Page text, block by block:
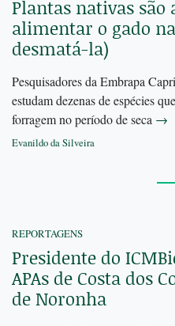
Plantas nativas
alimentar o gado
desmatá-la)
Pesquisadores da Embrapa
estudam dezenas de espécies
forragem no período de seca →
Evanildo da Silveira
REPORTAGENS
Presidente do
APAs de Costa dos
de Noronha